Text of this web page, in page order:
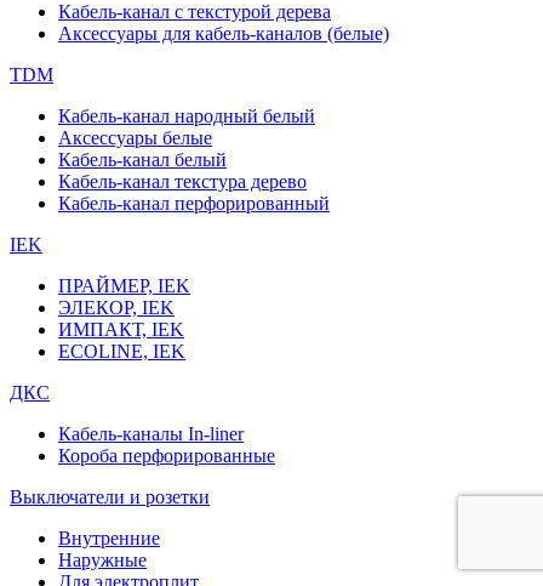
Кабель-канал с текстурой дерева
Аксессуары для кабель-каналов (белые)
TDM
Кабель-канал народный белый
Аксессуары белые
Кабель-канал белый
Кабель-канал текстура дерево
Кабель-канал перфорированный
IEK
ПРАЙМЕР, IEK
ЭЛЕКОР, IEK
ИМПАКТ, IEK
ECOLINE, IEK
ДКС
Кабель-каналы In-liner
Короба перфорированные
Выключатели и розетки
Внутренние
Наружные
Для электроплит